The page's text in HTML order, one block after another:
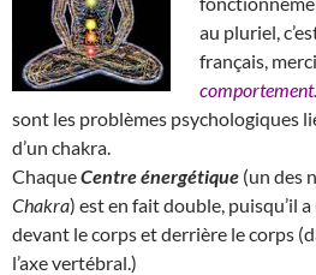
au pluriel,
français,
comportement.
sont les problèmes psychologiques
d’un chakra.
ChaqueCentre énergétique (un des
Chakra) est en fait double, puisqu’il
devant le corps et derrière le corps
l’axe vertébral.)